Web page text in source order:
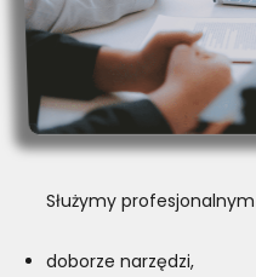
Służymy
doborze narzędzi,